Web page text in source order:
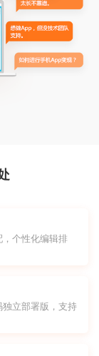
个性化编辑排
立部署版，支持